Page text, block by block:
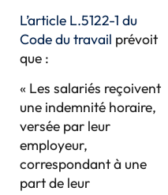
L’article L.5122-1 du
Code du travail prévoit
que :
« Les salariés reçoivent
une indemnité horaire,
versée par leur
employeur,
correspondant à une
part de leur